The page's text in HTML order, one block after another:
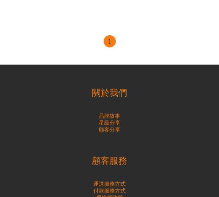
1
關於我們
品牌故事
星級分享
顧客分享
顧客服務
運送服務方式
付款服務方式